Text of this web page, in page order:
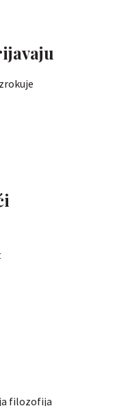
filozofija